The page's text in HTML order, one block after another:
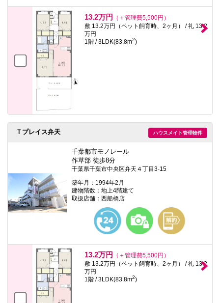
13.2万円
（＋管理費5,500円）
敷 13.2万円（ペット飼育時、2ヶ月） / 礼 13.2
万円
1階 / 3LDK(83.8m2)
ハウスメイト管理物件
Ｔプレイス弁天
千葉都市モノレール
作草部 徒歩8分
千葉県千葉市中央区弁天４丁目3-15
築年月：1994年2月
建物階数：地上4階建て
取扱店舗：西船橋店
13.2万円
（＋管理費5,500円）
敷 13.2万円（ペット飼育時、2ヶ月） / 礼 13.2
万円
1階 / 3LDK(83.8m2)